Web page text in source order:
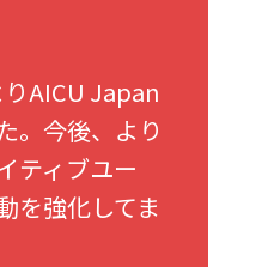
AICU Japan
。今後、より
ティブユー
を強化してま